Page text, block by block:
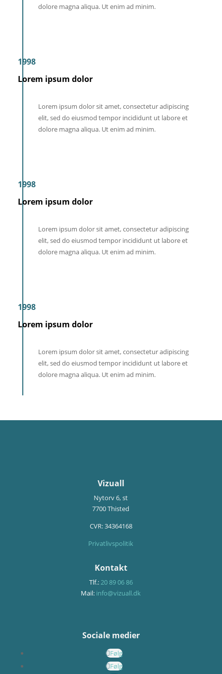
dolore magna aliqua. Ut enim ad minim.
1998
Lorem ipsum dolor
Lorem ipsum dolor sit amet, consectetur adipiscing
elit, sed do eiusmod tempor incididunt ut labore et
dolore magna aliqua. Ut enim ad minim.
1998
Lorem ipsum dolor
Lorem ipsum dolor sit amet, consectetur adipiscing
elit, sed do eiusmod tempor incididunt ut labore et
dolore magna aliqua. Ut enim ad minim.
1998
Lorem ipsum dolor
Lorem ipsum dolor sit amet, consectetur adipiscing
elit, sed do eiusmod tempor incididunt ut labore et
dolore magna aliqua. Ut enim ad minim.
Vizuall
Nytorv 6, st
7700 Thisted
CVR:34364168
Privatlivspolitik
Kontakt
Tlf.:20 89 06 86
Mail: info@vizuall.dk
Sociale medier
Følg
Følg